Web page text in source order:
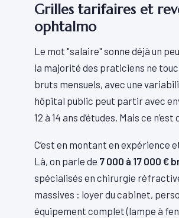
Grilles tarifaires et
ophtalmo
Le mot "salaire" sonne déjà un
la majorité des praticiens ne
bruts mensuels, avec une
hôpital public peut partir avec
12 à 14 ans d’études. Mais ce
C’est en montant en expérience
Là, on parle de 7 000 à 17 000 €
spécialisés en chirurgie
massives : loyer du cabinet,
équipement complet (lampe à